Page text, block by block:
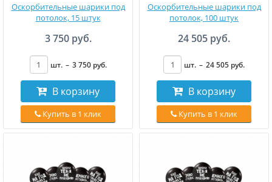
Оскорбительные шарики под
потолок, 15 штук
3 750 руб.
шт. – 3 750 руб.
В корзину
Купить в 1 клик
Оскорбительные шарики под
потолок, 100 штук
24 505 руб.
шт. – 24 505 руб.
В корзину
Купить в 1 клик